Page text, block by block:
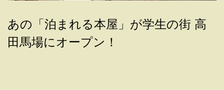
あの「泊まれる本屋」が学生の街 高
田馬場にオープン！